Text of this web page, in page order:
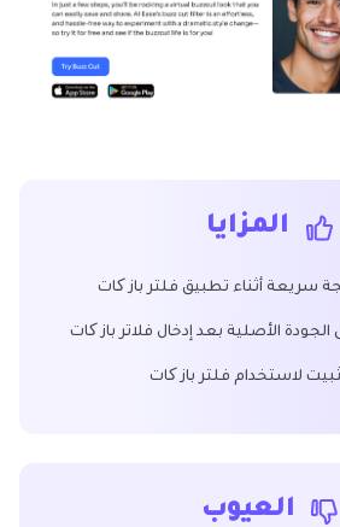
المزايا
سريعة أثناء تطبيق فلتر باز کات
الأصلية بعد إدخال فلاتر باز کات
لاستخدام فلتر باز کات
العيوب